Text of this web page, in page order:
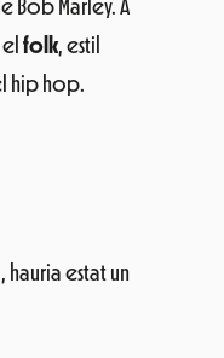
Bob Marley. A
folk, estil
hip hop.
hauria estat un